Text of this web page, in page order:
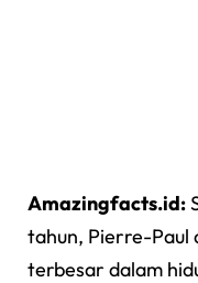
Amazingfacts.id:
tahun, Pierre-Paul
terbesar dalam